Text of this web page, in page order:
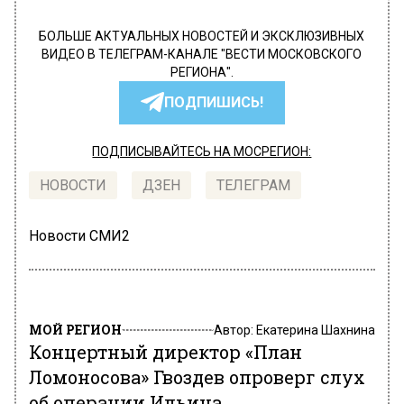
БОЛЬШЕ АКТУАЛЬНЫХ НОВОСТЕЙ И ЭКСКЛЮЗИВНЫХ
ВИДЕО В ТЕЛЕГРАМ-КАНАЛЕ "ВЕСТИ МОСКОВСКОГО
РЕГИОНА".
ПОДПИШИСЬ!
ПОДПИСЫВАЙТЕСЬ НА МОСРЕГИОН:
НОВОСТИ ДЗЕН ТЕЛЕГРАМ
Новости СМИ2
МОЙ РЕГИОН Автор: Екатерина Шахнина
Концертный директор «План
Ломоносова» Гвоздев опроверг слух